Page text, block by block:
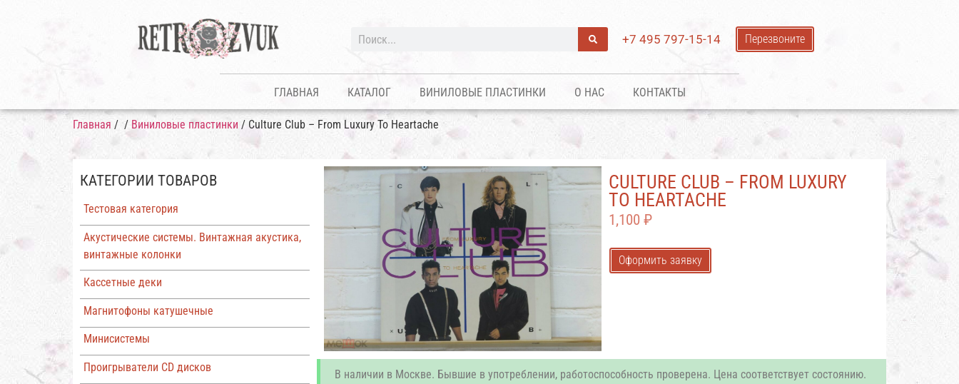
+7 495 797-15-14 Перезвоните
ГЛАВНАЯ КАТАЛОГ ВИНИЛОВЫЕ ПЛАСТИНКИ О НАС КОНТАКТЫ
Главная / / Виниловые пластинки / Culture Club – From Luxury To Heartache
КАТЕГОРИИ ТОВАРОВ
Тестовая категория
Акустические системы. Винтажная акустика,
винтажные колонки
Кассетные деки
Магнитофоны катушечные
Минисистемы
Проигрыватели CD дисков
CULTURE CLUB – FROM LUXURY
TO HEARTACHE
1,100 ₽
Оформить заявку
В наличии в Москве. Бывшие в употреблении, работоспособность проверена. Цена соответствует состоянию.